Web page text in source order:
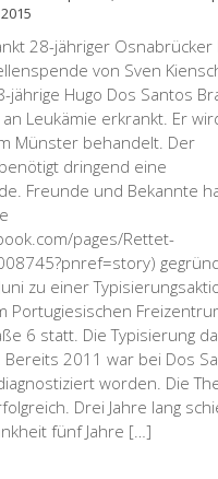
28-jähriger
von Sven
jährige Hugo Dos Santos
Leukämie erkrankt. Er
Münster behandelt. Der
dringend eine
Freunde und Bekannte
pages/Rettet-
zu einer
Portugiesischen
6 statt. Die Typisierung
2011 war bei Dos
worden. Die
Drei Jahre lang
fünf Jahre […]